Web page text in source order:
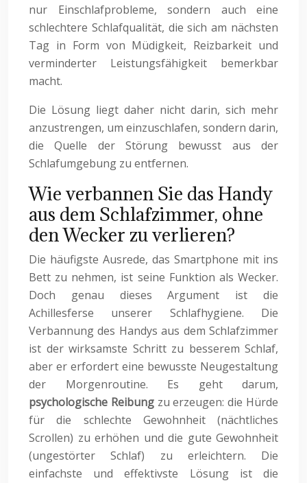
nur Einschlafprobleme, sondern auch eine
schlechtere Schlafqualität, die sich am nächsten
Tag in Form von Müdigkeit, Reizbarkeit und
verminderter Leistungsfähigkeit bemerkbar
macht.
Die Lösung liegt daher nicht darin, sich mehr
anzustrengen, um einzuschlafen, sondern darin,
die Quelle der Störung bewusst aus der
Schlafumgebung zu entfernen.
Wie verbannen Sie das Handy
aus dem Schlafzimmer, ohne
den Wecker zu verlieren?
Die häufigste Ausrede, das Smartphone mit ins
Bett zu nehmen, ist seine Funktion als Wecker.
Doch genau dieses Argument ist die
Achillesferse unserer Schlafhygiene. Die
Verbannung des Handys aus dem Schlafzimmer
ist der wirksamste Schritt zu besserem Schlaf,
aber er erfordert eine bewusste Neugestaltung
der Morgenroutine. Es geht darum,
psychologische Reibungzu erzeugen: die Hürde
für die schlechte Gewohnheit (nächtliches
Scrollen) zu erhöhen und die gute Gewohnheit
(ungestörter Schlaf) zu erleichtern. Die
einfachste und effektivste Lösung ist die